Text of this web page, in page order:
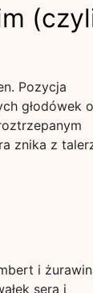
Pozycja
głodówek o
znika z
i
sera i